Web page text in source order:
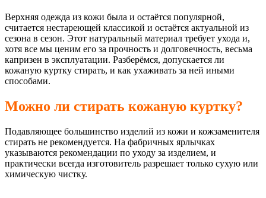
Верхняя одежда из кожи была и остаётся популярной,
считается нестареющей классикой и остаётся актуальной из
сезона в сезон. Этот натуральный материал требует ухода и,
хотя все мы ценим его за прочность и долговечность, весьма
капризен в эксплуатации. Разберёмся, допускается ли
кожаную куртку стирать, и как ухаживать за ней иными
способами.
Можно ли стирать кожаную куртку?
Подавляющее большинство изделий из кожи и кожзаменителя
стирать не рекомендуется. На фабричных ярлычках
указываются рекомендации по уходу за изделием, и
практически всегда изготовитель разрешает только сухую или
химическую чистку.